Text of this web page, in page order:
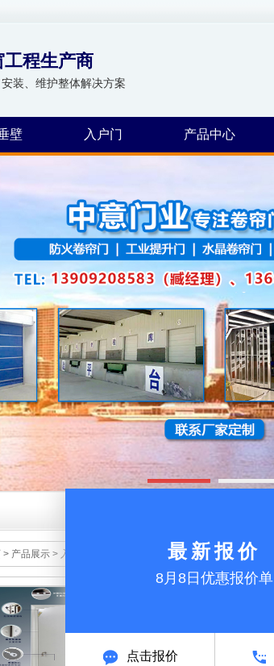
程生产商
装、维护整体解决方案
壁 入户门 产品中心
> 产品展示 > 入户门 最新报价
8月8日优惠报价单
点击报价